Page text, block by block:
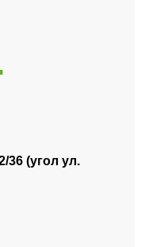
36 (угол ул.